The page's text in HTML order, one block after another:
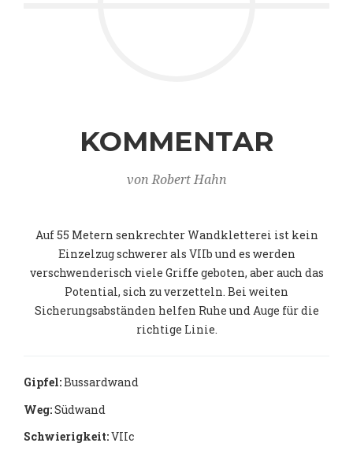
KOMMENTAR
von Robert Hahn
Auf 55 Metern senkrechter Wandkletterei ist kein
Einzelzug schwerer als VIIb und es werden
verschwenderisch viele Griffe geboten, aber auch das
Potential, sich zu verzetteln. Bei weiten
Sicherungsabständen helfen Ruhe und Auge für die
richtige Linie.
Gipfel:Bussardwand
Weg:Südwand
Schwierigkeit:VIIc